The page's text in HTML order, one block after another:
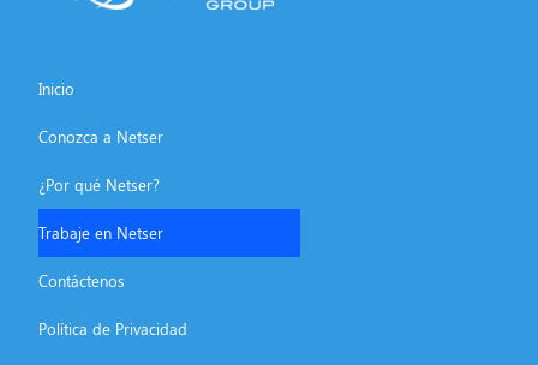
Inicio
Conozca a Netser
¿Por qué Netser?
Trabaje en Netser
Contáctenos
Política de Privacidad